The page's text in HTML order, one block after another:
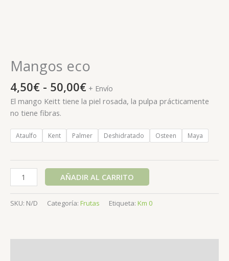
Mangos eco
4,50€ - 50,00€ + Envío
El mango Keitt tiene la piel rosada, la pulpa prácticamente
no tiene fibras.
Ataulfo Kent Palmer Deshidratado Osteen Maya
AÑADIR AL CARRITO
SKU: N/D Categoría: Frutas Etiqueta: Km 0